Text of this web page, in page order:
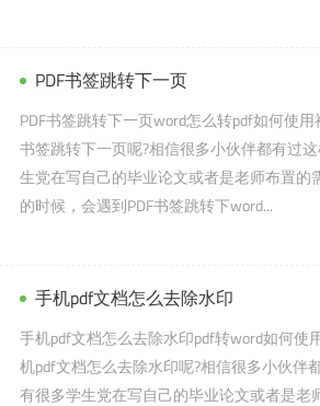
PDF书签跳转下一页
PDF书签跳转下一页word怎么转pdf如何使用
书签跳转下一页呢?相信很多小伙伴都有过
生党在写自己的毕业论文或者是老师布置的
的时候，会遇到PDF书签跳转下word...
手机pdf文档怎么去除水印
手机pdf文档怎么去除水印pdf转word如何使
机pdf文档怎么去除水印呢?相信很多小伙伴
有很多学生党在写自己的毕业论文或者是老